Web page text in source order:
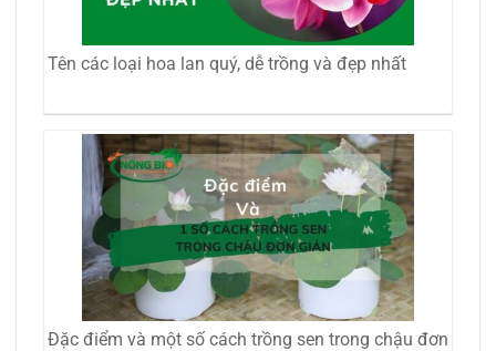
Tên các loại hoa lan quý, dễ trồng và đẹp nhất
Đặc điểm và một số cách trồng sen trong chậu đơn